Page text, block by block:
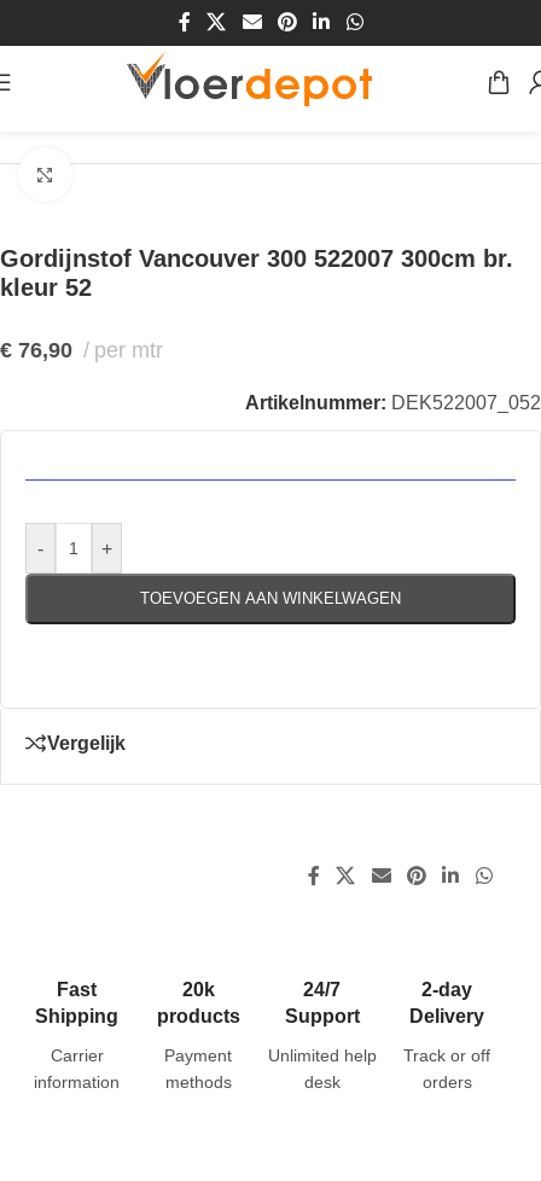
Gordijnstof Vancouver 300 522007 300cm br.
kleur 52
€ 76,90 per mtr
Artikelnummer: DEK522007_052
- +
TOEVOEGEN AAN WINKELWAGEN
Vergelijk
Fast
Shipping
Carrier
information
20k
products
Payment
methods
24/7
Support
Unlimited help
desk
2-day
Delivery
Track or off
orders